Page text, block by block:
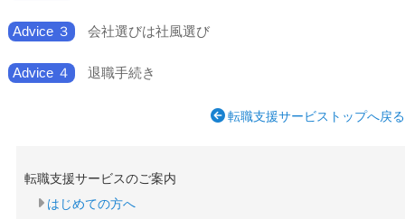
Advice ３ 会社選びは社風選び
Advice ４ 退職手続き
転職支援サービストップへ戻る
転職支援サービスのご案内
はじめての方へ